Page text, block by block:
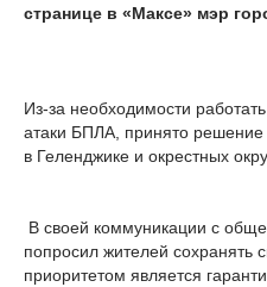
странице в «Максе» мэр
Из-за необходимости
атаки БПЛА, принято решение
в Геленджике и окрестных
В своей коммуникации с
попросил жителей сохранять
приоритетом является